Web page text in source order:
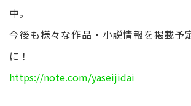
中。
今後も様々な作品・小説情報を掲載予
に！
https://note.com/yaseijidai